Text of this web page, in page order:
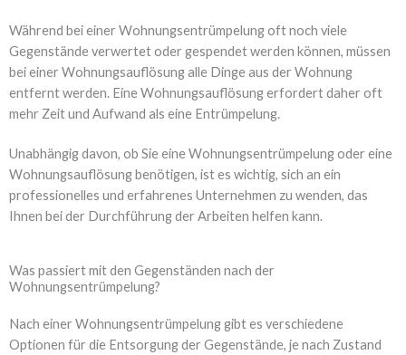
Während bei einer Wohnungsentrümpelung oft noch viele
Gegenstände verwertet oder gespendet werden können, müssen
bei einer Wohnungsauflösung alle Dinge aus der Wohnung
entfernt werden. Eine Wohnungsauflösung erfordert daher oft
mehr Zeit und Aufwand als eine Entrümpelung.
Unabhängig davon, ob Sie eine Wohnungsentrümpelung oder eine
Wohnungsauflösung benötigen, ist es wichtig, sich an ein
professionelles und erfahrenes Unternehmen zu wenden, das
Ihnen bei der Durchführung der Arbeiten helfen kann.
Was passiert mit den Gegenständen nach der
Wohnungsentrümpelung?
Nach einer Wohnungsentrümpelung gibt es verschiedene
Optionen für die Entsorgung der Gegenstände, je nach Zustand